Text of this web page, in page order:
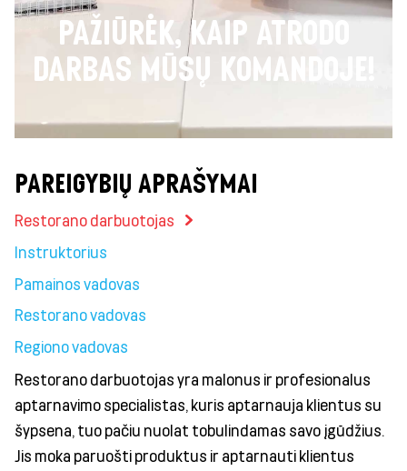
PAŽIŪRĖK, KAIP ATRODO
DARBAS MŪSŲ KOMANDOJE!
PAREIGYBIŲ APRAŠYMAI
Restorano darbuotojas
Instruktorius
Pamainos vadovas
Restorano vadovas
Regiono vadovas
Restorano darbuotojas yra malonus ir profesionalus
aptarnavimo specialistas, kuris aptarnauja klientus su
šypsena, tuo pačiu nuolat tobulindamas savo įgūdžius.
Jis moka paruošti produktus ir aptarnauti klientus